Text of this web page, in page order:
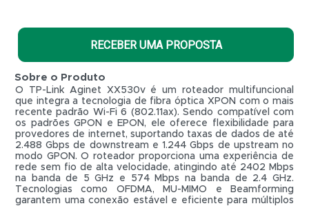
LINK
RECEBER UMA PROPOSTA
R$ 0,01
Sobre o Produto
O TP-Link Aginet XX530v é um roteador multifuncional
que integra a tecnologia de fibra óptica XPON com o mais
recente padrão Wi-Fi 6 (802.11ax). Sendo compatível com
os padrões GPON e EPON, ele oferece flexibilidade para
provedores de internet, suportando taxas de dados de até
2.488 Gbps de downstream e 1.244 Gbps de upstream no
modo GPON. O roteador proporciona uma experiência de
rede sem fio de alta velocidade, atingindo até 2402 Mbps
na banda de 5 GHz e 574 Mbps na banda de 2.4 GHz.
Tecnologias como OFDMA, MU-MIMO e Beamforming
garantem uma conexão estável e eficiente para múltiplos